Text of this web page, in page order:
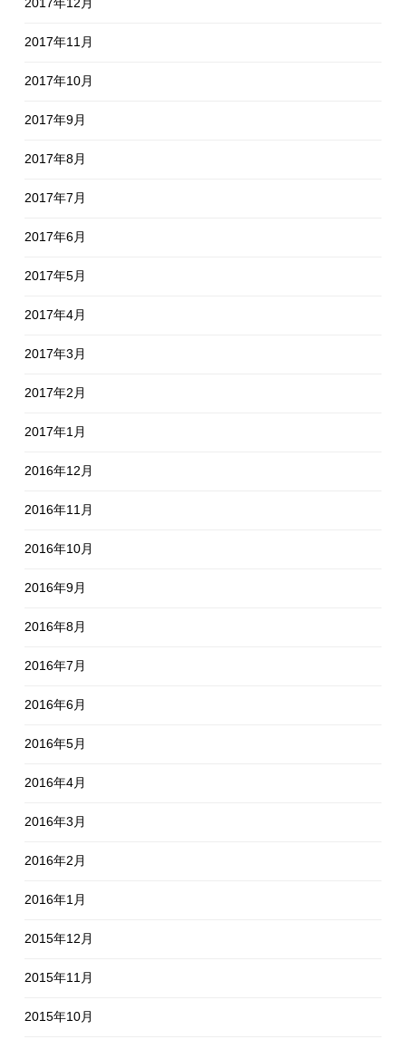
2017年11月
2017年10月
2017年9月
2017年8月
2017年7月
2017年6月
2017年5月
2017年4月
2017年3月
2017年2月
2017年1月
2016年12月
2016年11月
2016年10月
2016年9月
2016年8月
2016年7月
2016年6月
2016年5月
2016年4月
2016年3月
2016年2月
2016年1月
2015年12月
2015年11月
2015年10月